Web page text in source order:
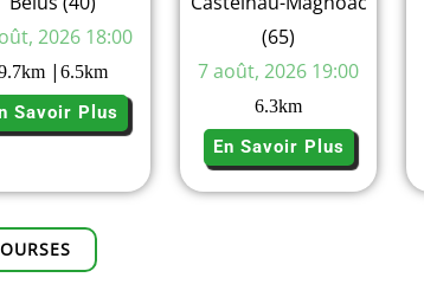
2026 18:00
km| 6.5km
Savoir Plus
(65)
7 août, 2026 19:00
6.3km
En Savoir Plus